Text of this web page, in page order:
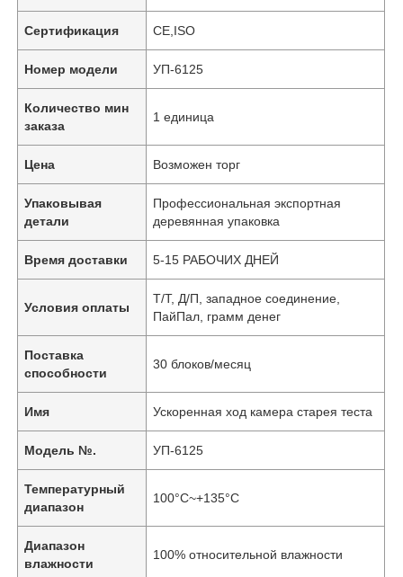
Сертификация CE,ISO
Номер модели УП-6125
Количество мин
заказа
1 единица
Цена Возможен торг
Упаковывая
детали
Профессиональная экспортная
деревянная упаковка
Время доставки 5-15 РАБОЧИХ ДНЕЙ
Условия оплаты
Т/Т, Д/П, западное соединение,
ПайПал, грамм денег
Поставка
способности
30 блоков/месяц
Имя Ускоренная ход камера старея теста
Модель №. УП-6125
Температурный
диапазон
100°С~+135°С
Диапазон
влажности
100% относительной влажности